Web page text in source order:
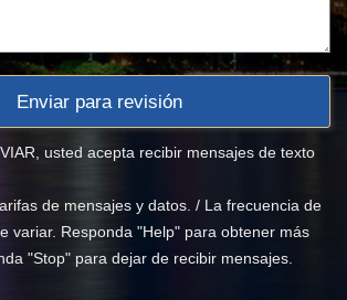
usted acepta recibir mensajes de texto
de mensajes y datos. / La frecuencia de
variar. Responda "Help" para obtener más
"Stop" para dejar de recibir mensajes.